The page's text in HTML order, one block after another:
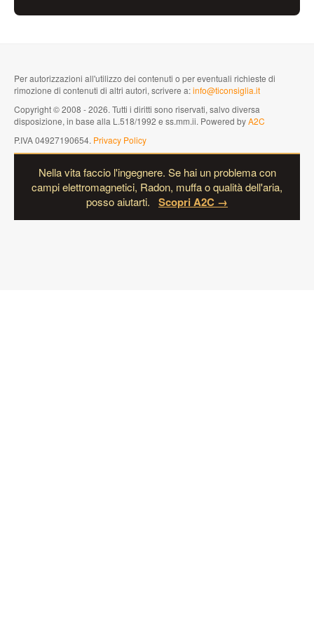
Per autorizzazioni all'utilizzo dei contenuti o per eventuali richieste di
rimozione di contenuti di altri autori, scrivere a:info@ticonsiglia.it
Copyright © 2008 - 2026. Tutti i diritti sono riservati, salvo diversa
disposizione, in base alla L.518/1992 e ss.mm.ii. Powered byA2C
P.IVA 04927190654. Privacy Policy
Nella vita faccio l'ingegnere. Se hai un problema con
campi elettromagnetici, Radon, muffa o qualità dell'aria,
posso aiutarti.
Scopri A2C →